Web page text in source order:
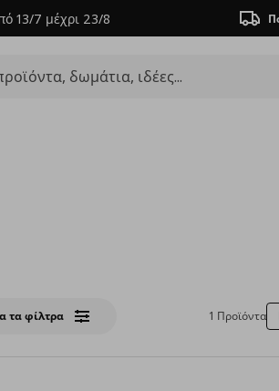
13/7 μέχρι 23/8
τα φίλτρα 1 Προϊόντα